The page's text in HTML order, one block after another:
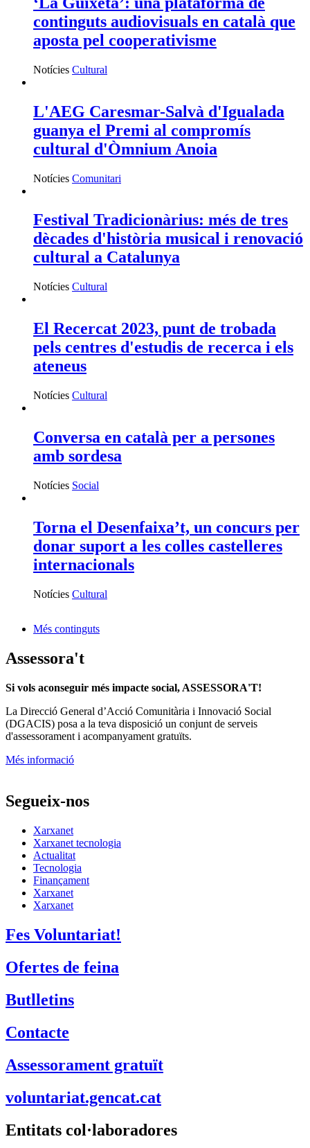
continguts audiovisuals en català que
aposta pel cooperativisme
Notícies Cultural
L'AEG Caresmar-Salvà d'Igualada
guanya el Premi al compromís
cultural d'Òmnium Anoia
Notícies Comunitari
Festival Tradicionàrius: més de tres
dècades d'història musical i renovació
cultural a Catalunya
Notícies Cultural
El Recercat 2023, punt de trobada
pels centres d'estudis de recerca i els
ateneus
Notícies Cultural
Conversa en català per a persones
amb sordesa
Notícies Social
Torna el Desenfaixa’t, un concurs per
donar suport a les colles castelleres
internacionals
Notícies Cultural
Més continguts
Assessora't
Si vols aconseguir més impacte social, ASSESSORA'T!
La Direcció General d’Acció Comunitària i Innovació Social
(DGACIS) posa a la teva disposició un conjunt de serveis
d'assessorament i acompanyament gratuïts.
Més informació
Segueix-nos
Xarxanet
Xarxanet tecnologia
Actualitat
Tecnologia
Finançament
Xarxanet
Xarxanet
Fes Voluntariat!
Ofertes de feina
Butlletins
Contacte
Assessorament gratuït
voluntariat.gencat.cat
Entitats col·laboradores